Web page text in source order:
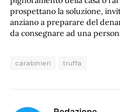
prospettano la soluzione,
anziano a preparare del
da consegnare ad una
carabinieri truffa